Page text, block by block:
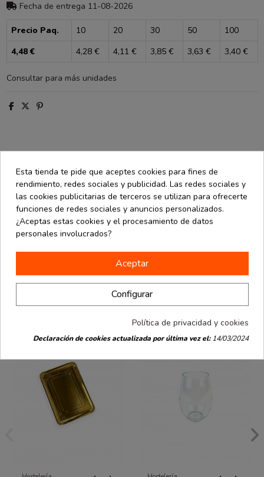
Fecha de entrega 11-08-2026
Precio Paq. 10 20 30 50
100
4,48 €
4,28 € 4,11 € 3,85 € 3,63 € 3,40 €
Consultar para más unidades
Detalles de producto
Opiniones(0)
Tapa transparente para envase. Medida de 9,6 cm de diámetro.
Paquete de 25 unidades.
16 productos en la misma categoría:
Esta tienda te pide que aceptes cookies para fines de
rendimiento, redes sociales y publicidad. Las redes sociales y
las cookies publicitarias de terceros se utilizan para ofrecerte
funciones de redes sociales y anuncios personalizados.
¿Aceptas estas cookies y el procesamiento de datos
personales involucrados?
Aceptar
Configurar
Política de privacidad y cookies
Declaración de cookies actualizada por última vez el:14/03/2024